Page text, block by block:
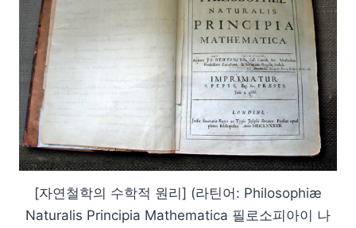
[자연철학의 수학적 원리] (라틴어: Philosophiæ
Naturalis Principia Mathematica 필로소피아이 나